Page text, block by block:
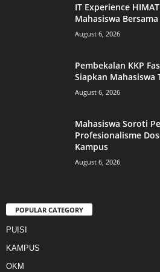
IT Experience
Mahasiswa
August 6, 2026
Pembekalan KKP
Siapkan Mahasiswa
August 6, 2026
Mahasiswa Soroti
Profesionalisme
Kampus
August 6, 2026
POPULAR CATEGORY
PUISI
KAMPUS
OKM